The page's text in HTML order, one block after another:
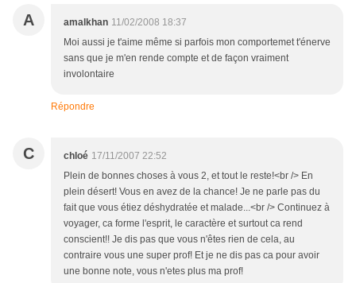
A amalkhan 11/02/2008 18:37
Moi aussi je t'aime même si parfois mon comportemet t'énerve
sans que je m'en rende compte et de façon vraiment
involontaire
Répondre
C chloé 17/11/2007 22:52
Plein de bonnes choses à vous 2, et tout le reste!<br /> En
plein désert! Vous en avez de la chance! Je ne parle pas du
fait que vous étiez déshydratée et malade...<br /> Continuez à
voyager, ca forme l'esprit, le caractère et surtout ca rend
conscient!! Je dis pas que vous n'êtes rien de cela, au
contraire vous une super prof! Et je ne dis pas ca pour avoir
une bonne note, vous n'etes plus ma prof!